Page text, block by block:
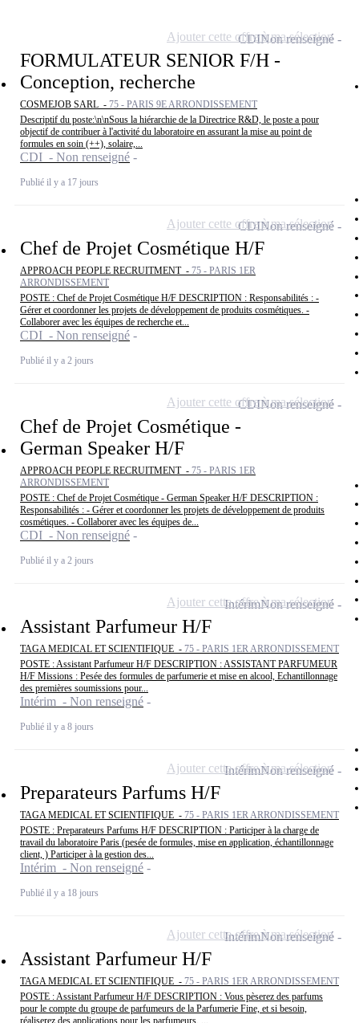
FORMULATEUR SENIOR F/H -
Conception, recherche
COSMEJOB SARL - 75 - PARIS 9E ARRONDISSEMENT
Descriptif du poste:\n\nSous la hiérarchie de la Directrice R&D, le poste a pour
objectif de contribuer à l'activité du laboratoire en assurant la mise au point de
formules en soin (++), solaire,...
CDI - Non renseigné
Publié il y a 17 jours
CDINon renseigné
Ajouter cette offre à ma sélection
Chef de Projet Cosmétique H/F
APPROACH PEOPLE RECRUITMENT - 75 - PARIS 1ER
ARRONDISSEMENT
POSTE : Chef de Projet Cosmétique H/F DESCRIPTION : Responsabilités : -
Gérer et coordonner les projets de développement de produits cosmétiques. -
Collaborer avec les équipes de recherche et...
CDI - Non renseigné
Publié il y a 2 jours
CDINon renseigné
Ajouter cette offre à ma sélection
Chef de Projet Cosmétique -
German Speaker H/F
APPROACH PEOPLE RECRUITMENT - 75 - PARIS 1ER
ARRONDISSEMENT
POSTE : Chef de Projet Cosmétique - German Speaker H/F DESCRIPTION :
Responsabilités : - Gérer et coordonner les projets de développement de produits
cosmétiques. - Collaborer avec les équipes de...
CDI - Non renseigné
Publié il y a 2 jours
CDINon renseigné
Ajouter cette offre à ma sélection
Assistant Parfumeur H/F
TAGA MEDICAL ET SCIENTIFIQUE - 75 - PARIS 1ER ARRONDISSEMENT
POSTE : Assistant Parfumeur H/F DESCRIPTION : ASSISTANT PARFUMEUR
H/F Missions : Pesée des formules de parfumerie et mise en alcool, Echantillonnage
des premières soumissions pour...
Intérim - Non renseigné
Publié il y a 8 jours
IntérimNon renseigné
Ajouter cette offre à ma sélection
Preparateurs Parfums H/F
TAGA MEDICAL ET SCIENTIFIQUE - 75 - PARIS 1ER ARRONDISSEMENT
POSTE : Preparateurs Parfums H/F DESCRIPTION : Participer à la charge de
travail du laboratoire Paris (pesée de formules, mise en application, échantillonnage
client, ) Participer à la gestion des...
Intérim - Non renseigné
Publié il y a 18 jours
IntérimNon renseigné
Ajouter cette offre à ma sélection
Assistant Parfumeur H/F
TAGA MEDICAL ET SCIENTIFIQUE - 75 - PARIS 1ER ARRONDISSEMENT
POSTE : Assistant Parfumeur H/F DESCRIPTION : Vous pèserez des parfums
pour le compte du groupe de parfumeurs de la Parfumerie Fine, et si besoin,
réaliserez des applications pour les parfumeurs. ...
IntérimNon renseigné
Ajouter cette offre à ma sélection